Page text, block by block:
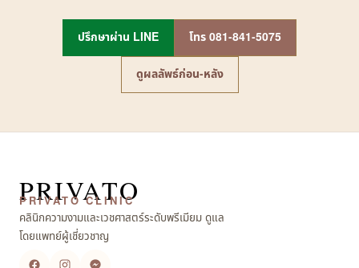
ปรึกษาผ่าน LINE โทร 081-841-5075
ดูผลลัพธ์ก่อน-หลัง
PRIVATO
PRIVATO CLINIC
คลินิกความงามและเวชศาสตร์ระดับพรีเมียม ดูแล
โดยแพทย์ผู้เชี่ยวชาญ